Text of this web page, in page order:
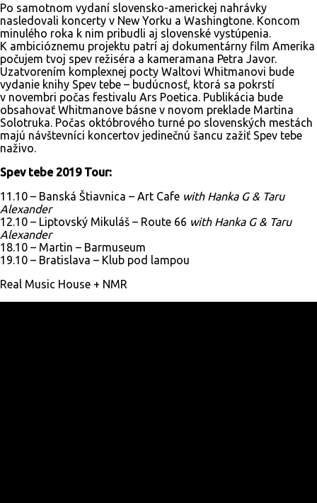
Po samotnom vydaní slovensko-americkej nahrávky
nasledovali koncerty v New Yorku a Washingtone. Koncom
minulého roka k nim pribudli aj slovenské vystúpenia.
K ambicióznemu projektu patrí aj dokumentárny film Amerika
počujem tvoj spev režiséra a kameramana Petra Javor.
Uzatvorením komplexnej pocty Waltovi Whitmanovi bude
vydanie knihy Spev tebe – budúcnosť, ktorá sa pokrstí
v novembri počas festivalu Ars Poetica. Publikácia bude
obsahovať Whitmanove básne v novom preklade Martina
Solotruka. Počas októbrového turné po slovenských mestách
majú návštevníci koncertov jedinečnú šancu zažiť Spev tebe
naživo.
Spev tebe 2019 Tour:
11.10 – Banská Štiavnica – Art Cafe with Hanka G & Taru
Alexander
12.10 – Liptovský Mikuláš – Route 66 with Hanka G & Taru
Alexander
18.10 – Martin – Barmuseum
19.10 – Bratislava – Klub pod lampou
Real Music House + NMR